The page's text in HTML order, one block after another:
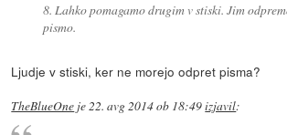
8. Lahko pomagamo drugim v stiski. Jim
pismo.
Ljudje v stiski, ker ne morejo odpret pisma?
TheBlueOne je22. avg 2014 ob 18:49izjavil: